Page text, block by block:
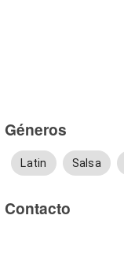
Géneros
Latin Salsa
Contacto